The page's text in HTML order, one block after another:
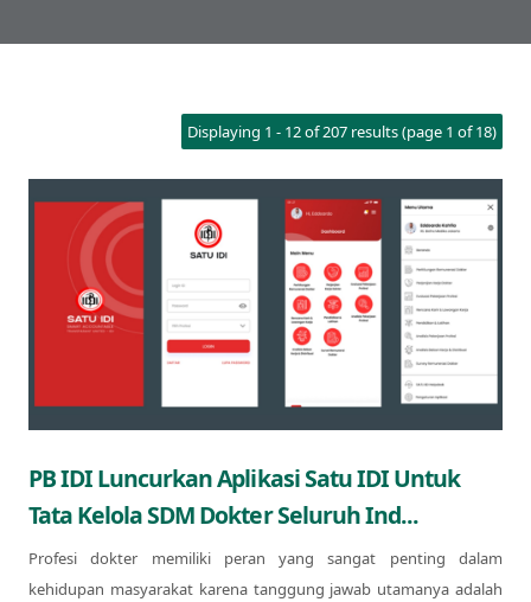
Displaying 1 - 12 of 207 results (page 1 of 18)
PB IDI Luncurkan Aplikasi Satu IDI Untuk
Tata Kelola SDM Dokter Seluruh Ind...
Profesi dokter memiliki peran yang sangat penting dalam
kehidupan masyarakat karena tanggung jawab utamanya adalah